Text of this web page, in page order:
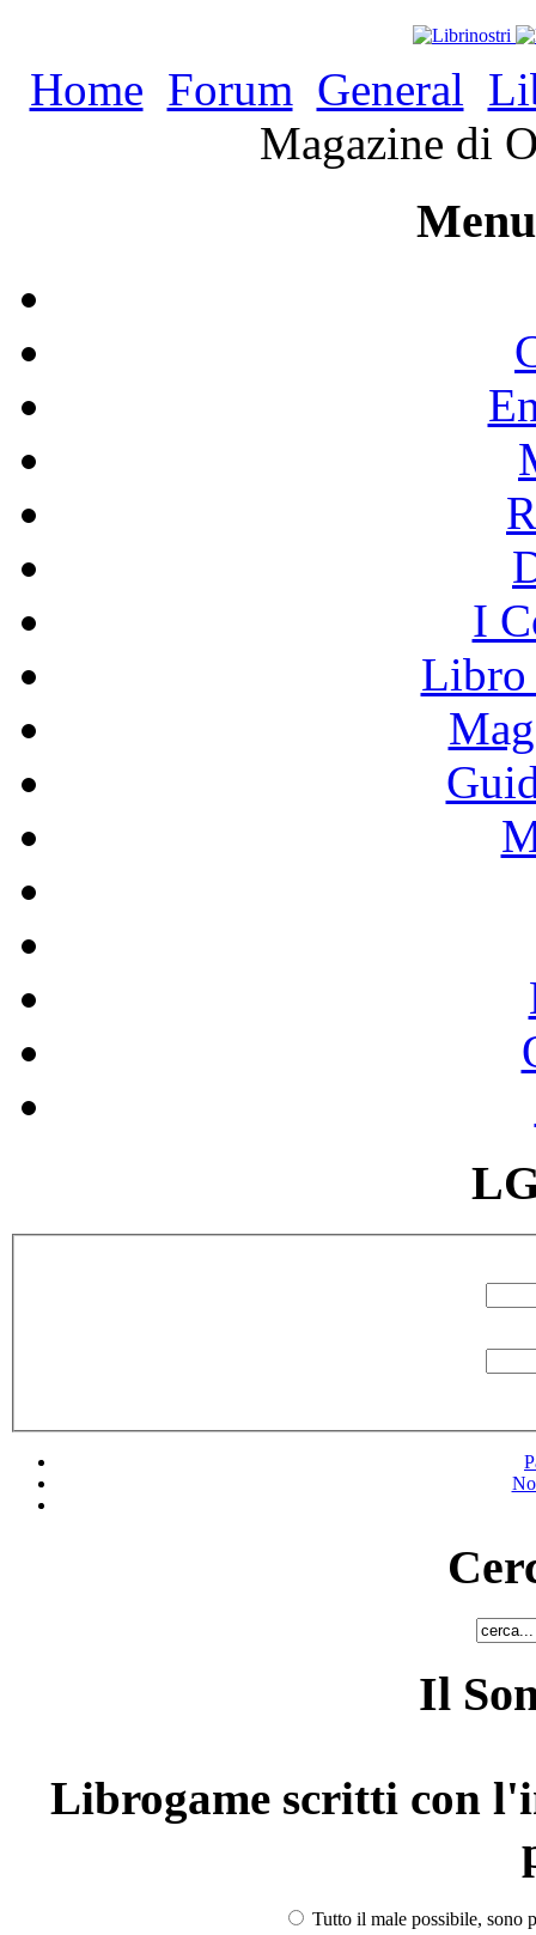
Home Forum General
Magazine di
I
Libro
Il
Librogame scritti con
Tutto il male possibile, sono